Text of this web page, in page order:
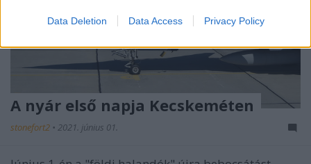
Data Deletion Data Access Privacy Policy
A nyár első napja Kecskeméten
stonefort2 • 2021. június 01.